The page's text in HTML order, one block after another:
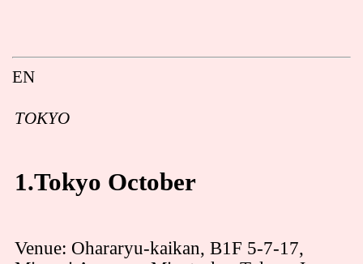
EN
TOKYO
1.Tokyo October
Venue: Ohararyu-kaikan, B1F 5-7-17,